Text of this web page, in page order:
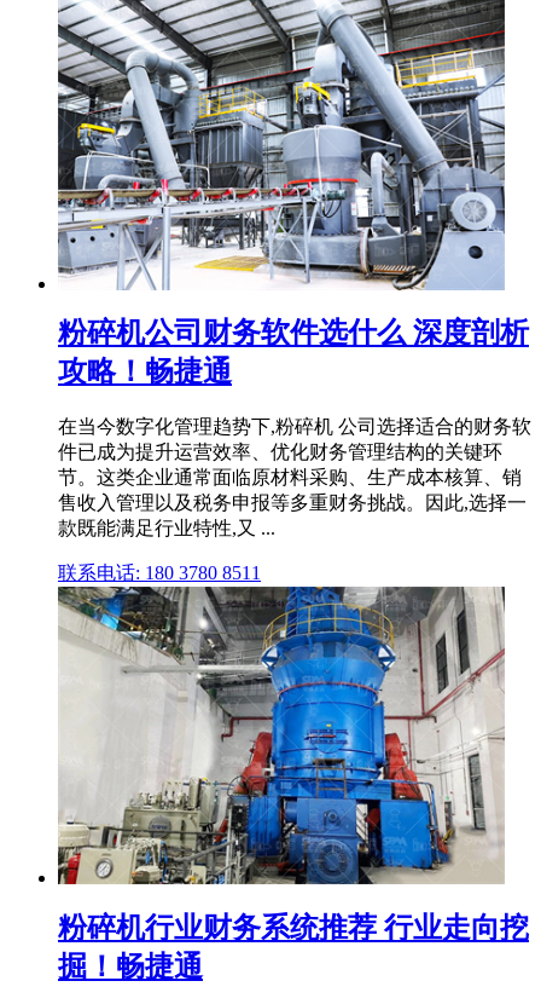
粉碎机公司财务软件选什么 深度剖析
攻略！畅捷通
在当今数字化管理趋势下,粉碎机 公司选择适合的财务软
件已成为提升运营效率、优化财务管理结构的关键环
节。这类企业通常面临原材料采购、生产成本核算、销
售收入管理以及税务申报等多重财务挑战。因此,选择一
款既能满足行业特性,又 ...
联系电话: 180 3780 8511
粉碎机行业财务系统推荐 行业走向挖
掘！畅捷通